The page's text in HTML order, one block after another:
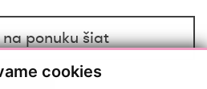
cookies
ponuku šiat